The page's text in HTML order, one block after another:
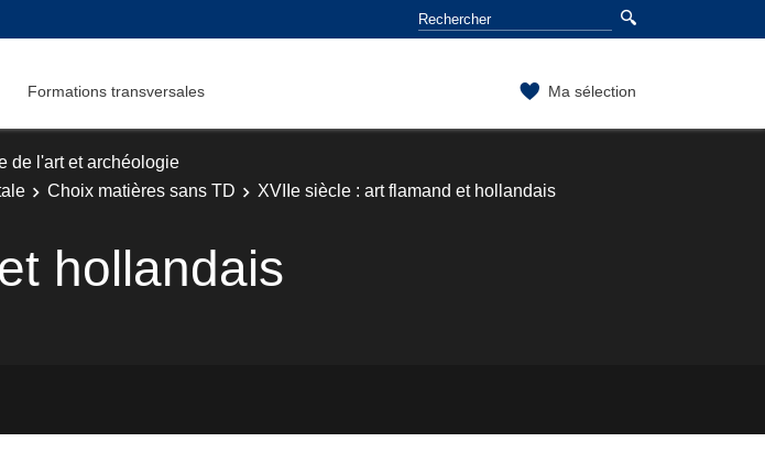
Formations transversales Ma sélection
de l'art et archéologie
Choix matières sans TD XVIIe siècle : art flamand et hollandais
hollandais